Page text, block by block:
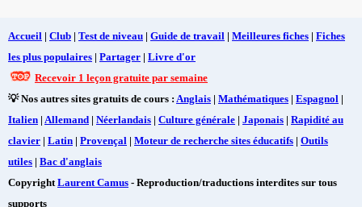
Accueil | Club | Test de niveau | Guide de travail | Meilleures fiches | Fiches
les plus populaires | Partager | Livre d'or
Recevoir 1 leçon gratuite par semaine
💡 Nos autres sites gratuits de cours : Anglais | Mathématiques | Espagnol |
Italien | Allemand | Néerlandais | Culture générale | Japonais | Rapidité au
clavier | Latin | Provençal | Moteur de recherche sites éducatifs | Outils
utiles | Bac d'anglais
Copyright Laurent Camus - Reproduction/traductions interdites sur tous
supports